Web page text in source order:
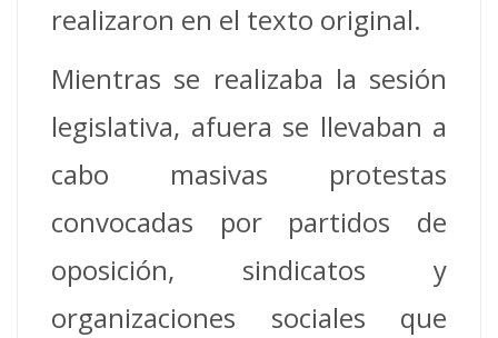
realizaron en el texto original.
Mientras se realizaba la sesión
legislativa, afuera se llevaban a
cabo masivas protestas
convocadas por partidos de
oposición, sindicatos y
organizaciones sociales que